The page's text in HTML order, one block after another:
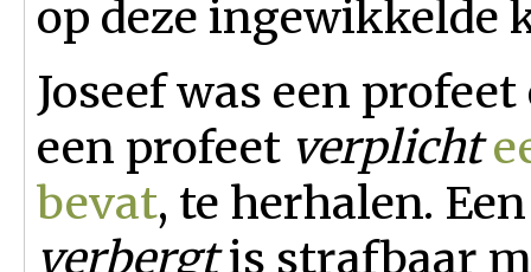
op deze ingewikkelde
Joseef was een
een profeet verplicht
bevat, te herhalen.
verbergtis strafbaar